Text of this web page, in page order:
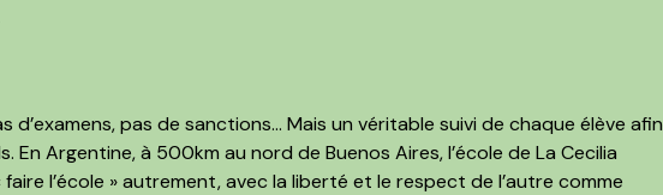
d’examens, pas de sanctions… Mais un véritable suivi de chaque élève afin
En Argentine, à 500km au nord de Buenos Aires, l’école de La Cecilia
l’école » autrement, avec la liberté et le respect de l’autre comme